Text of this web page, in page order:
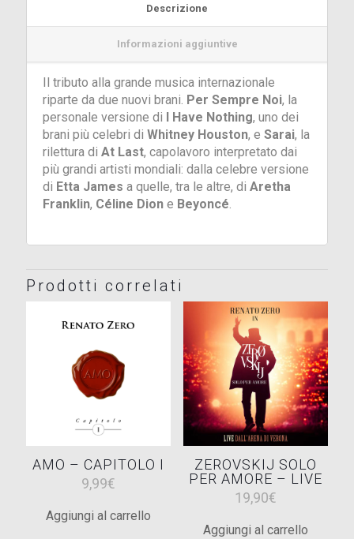
Descrizione
Informazioni aggiuntive
Il tributo alla grande musica internazionale
riparte da due nuovi brani. Per Sempre Noi, la
personale versione di I Have Nothing, uno dei
brani più celebri di Whitney Houston, e Sarai, la
rilettura di At Last, capolavoro interpretato dai
più grandi artisti mondiali: dalla celebre versione
di Etta James a quelle, tra le altre, di Aretha
Franklin, Céline Dion e Beyoncé
Prodotti correlati
AMO – CAPITOLO I
9,99€
Aggiungi al carrello
ZEROVSKIJ SOLO
PER AMORE – LIVE
19,90€
Aggiungi al carrello